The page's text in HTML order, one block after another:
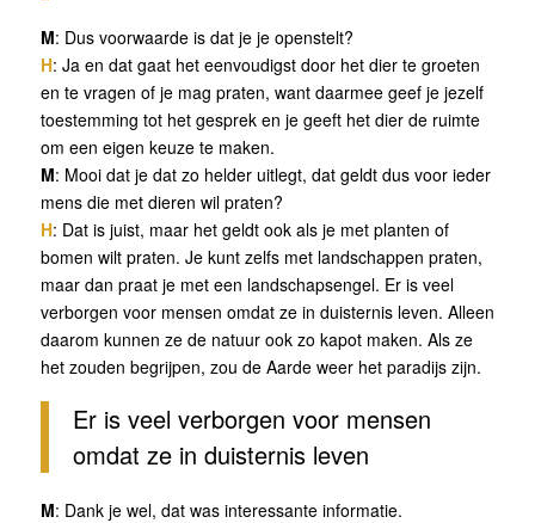
M: Dus voorwaarde is dat je je openstelt?
H: Ja en dat gaat het eenvoudigst door het dier te groeten
en te vragen of je mag praten, want daarmee geef je jezelf
toestemming tot het gesprek en je geeft het dier de ruimte
om een eigen keuze te maken.
M: Mooi dat je dat zo helder uitlegt, dat geldt dus voor ieder
mens die met dieren wil praten?
H: Dat is juist, maar het geldt ook als je met planten of
bomen wilt praten. Je kunt zelfs met landschappen praten,
maar dan praat je met een landschapsengel. Er is veel
verborgen voor mensen omdat ze in duisternis leven. Alleen
daarom kunnen ze de natuur ook zo kapot maken. Als ze
het zouden begrijpen, zou de Aarde weer het paradijs zijn.
Er is veel verborgen voor mensen
omdat ze in duisternis leven
M: Dank je wel, dat was interessante informatie.